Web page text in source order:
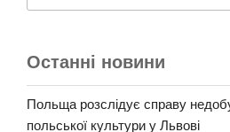
Останні новини
Польща розслідує справу
польської культури у Львові